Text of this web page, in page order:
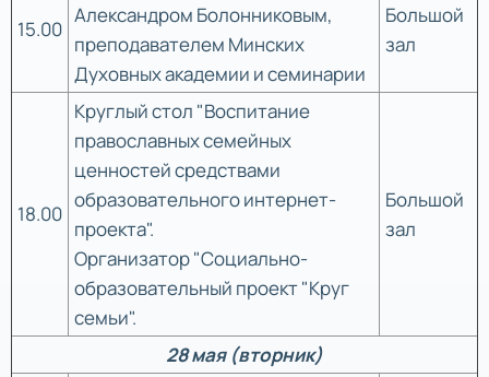
15.00
Александром Болонниковым,
преподавателем Минских
Духовных академии и семинарии
Большой
зал
18.00
Круглый стол "Воспитание
православных семейных
ценностей средствами
образовательного интернет-
проекта".
Организатор "Социально-
образовательный проект "Круг
семьи".
Большой
зал
28 мая (вторник)